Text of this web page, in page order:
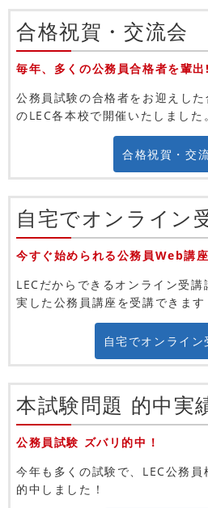
合格祝賀・交流会
毎年、多くの公務員合格者を輩出!
公務員試験の合格者をお迎えし
のLEC各本校で開催いたしました。
合格祝賀・交
自宅でオンライン
今すぐ始められる公務員Web講座
LECだからできるオンライン受
実した公務員講座を受講できます
自宅でオンライン
本試験問題 的中実
公務員試験 ズバリ的中！
今年も多くの試験で、LEC公務
的中しました！